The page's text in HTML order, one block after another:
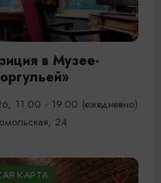
в Музее-
11.00 - 19.00 (ежедневно)
24
КАРТА